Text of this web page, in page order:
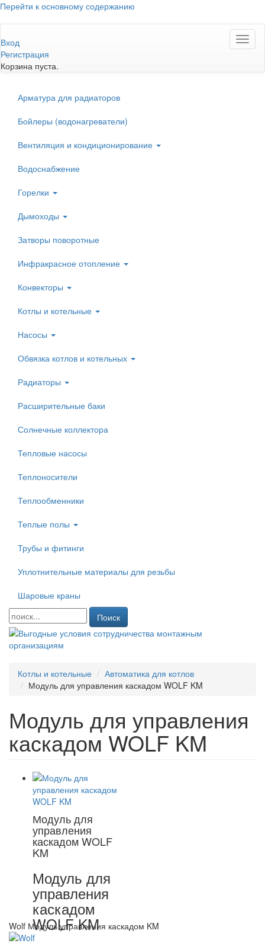
Перейти к основному содержанию
Вход
Регистрация
Корзина пуста.
Арматура для радиаторов
Бойлеры (водонагреватели)
Вентиляция и кондиционирование
Водоснабжение
Горелки
Дымоходы
Затворы поворотные
Инфракрасное отопление
Конвекторы
Котлы и котельные
Насосы
Обвязка котлов и котельных
Радиаторы
Расширительные баки
Солнечные коллектора
Тепловые насосы
Теплоносители
Теплообменники
Теплые полы
Трубы и фитинги
Уплотнительные материалы для резьбы
Шаровые краны
Поиск
Котлы и котельные
Автоматика для котлов
Модуль для управления каскадом WOLF KM
Модуль для управления
каскадом WOLF KM
Модуль для
управления
каскадом WOLF
KM
Модуль для
управления
каскадом
WOLF KM
Wolf Модуль управления каскадом KM